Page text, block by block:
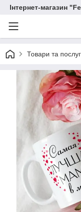
Інтернет-магазин
Товари та